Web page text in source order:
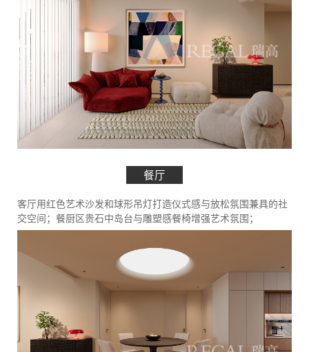
餐厅
客厅用红色艺术沙发和球形吊灯打造仪式感与放松氛围兼具的社
交空间；餐厨区贵石中岛台与雕塑感餐椅增强艺术氛围；